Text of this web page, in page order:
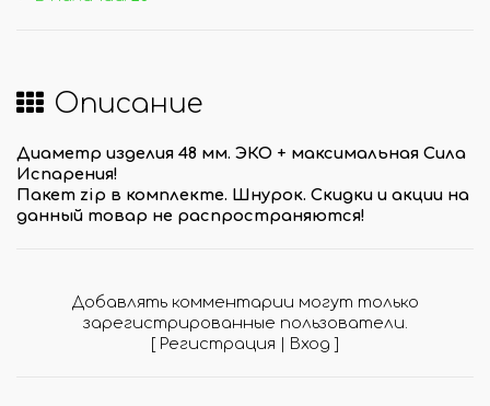
Описание
Диаметр изделия 48 мм. ЭКО + максимальная Сила
Испарения!
Пакет zip в комплектe. Шнурок. Скидки и акции на
данный товар не распространяются!
Добавлять комментарии могут только
зарегистрированные пользователи.
[ Регистрация | Вход ]